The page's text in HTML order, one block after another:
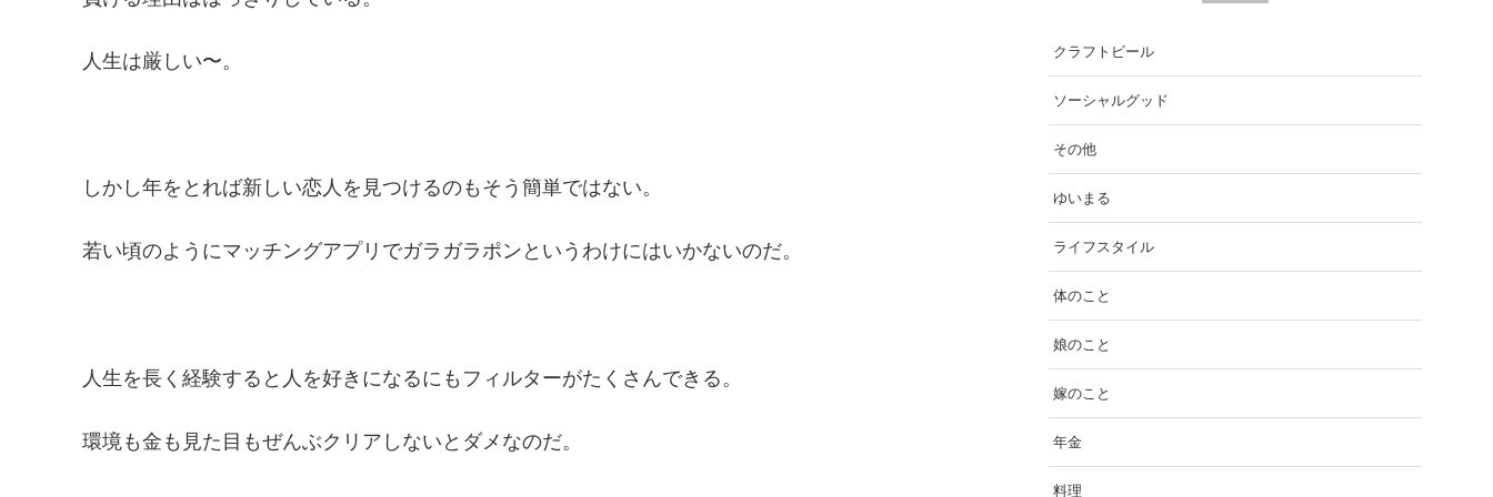
人生は厳しい〜。
しかし年をとれば新しい恋人を見つけるのもそう簡単ではない。
若い頃のようにマッチングアプリでガラガラポンというわけにはいかないのだ。
人生を長く経験すると人を好きになるにもフィルターがたくさんできる。
環境も金も見た目もぜんぶクリアしないとダメなのだ。
クラフトビール
ソーシャルグッド
その他
ゆいまる
ライフスタイル
体のこと
娘のこと
嫁のこと
年金
料理